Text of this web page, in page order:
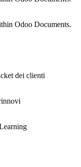
Odoo Documents.
dei clienti